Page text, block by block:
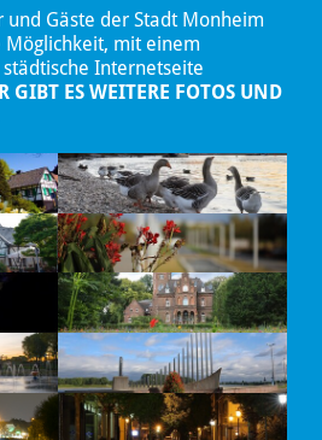
und Gäste der Stadt Monheim
Möglichkeit, mit einem
Internetseite
GIBT ES WEITERE FOTOS UND